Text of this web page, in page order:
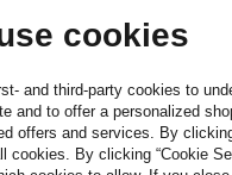
siamo
cookies
and third-party cookies to
and to offer a personalized
offers and services. By
cookies. By clicking “Cookie